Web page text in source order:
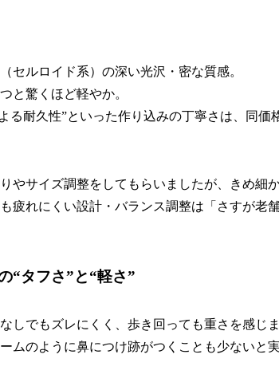
セルロイド系）の深い光沢・密な質感。
と驚くほど軽やか。
る耐久性”といった作り込みの丁寧さは、同価
やサイズ調整をしてもらいましたが、きめ細
疲れにくい設計・バランス調整は「さすが老
“タフさ”と“軽さ”
しでもズレにくく、歩き回っても重さを感じ
ムのように鼻につけ跡がつくことも少ないと実